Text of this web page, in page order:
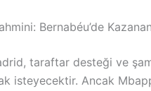
Bernabéu’de
taraftar desteği ve
isteyecektir. Ancak